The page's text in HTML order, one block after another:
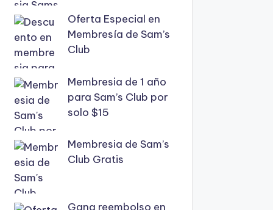
Oferta Especial en
Membresía de Sam’s
Club
Membresia de 1 año
para Sam’s Club por
solo $15
Membresia de Sam’s
Club Gratis
Gana reembolso en